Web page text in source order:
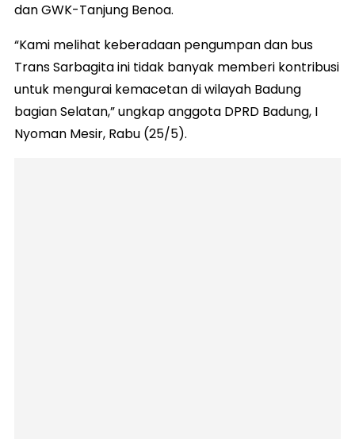
dan GWK-Tanjung Benoa.
“Kami melihat keberadaan pengumpan dan bus
Trans Sarbagita ini tidak banyak memberi kontribusi
untuk mengurai kemacetan di wilayah Badung
bagian Selatan,” ungkap anggota DPRD Badung, I
Nyoman Mesir, Rabu (25/5).